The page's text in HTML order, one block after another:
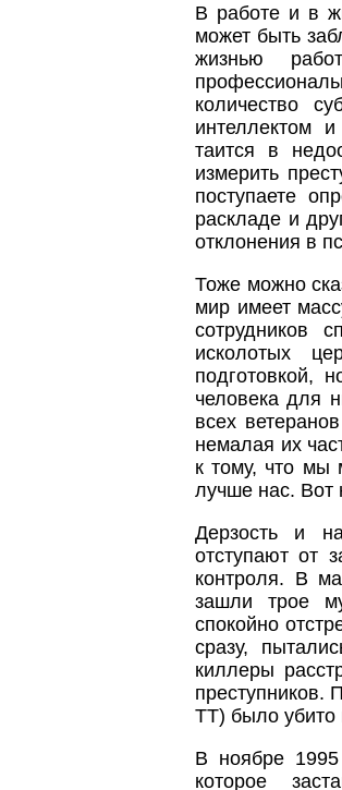
В работе и в
может быть
жизнью
количество
интеллектом
таится в
измерить
поступаете
раскладе и
отклонения в
Тоже можно
мир имеет
сотрудников
исколотых
подготовкой,
человека для
всех
немалая их
к тому, что мы
лучше нас. Вот
Дерзость и
отступают от
контроля. В
зашли трое
спокойно
сразу,
киллеры
преступников.
ТТ) было убито
В ноябре 1995
которое